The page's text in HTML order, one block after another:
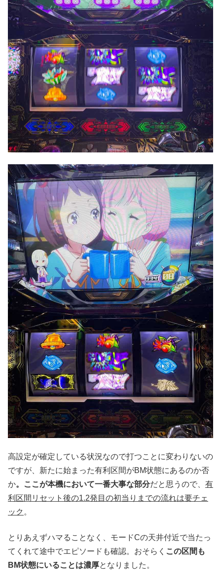
高設定が確定している状況なので打つことに変わりないの
ですが、新たに始まった有利区間がBM状態にあるのか否
か。ここが本機において一番大事な部分だと思うので、 有
利区間リセット後の1.2発目の初当りまでの流れは要チェ
ック 。
とりあえずハマることなく、モードCの天井付近で当たっ
てくれて途中でエピソードも確認。おそらく この区間も
BM状態にいることは濃厚となりました。